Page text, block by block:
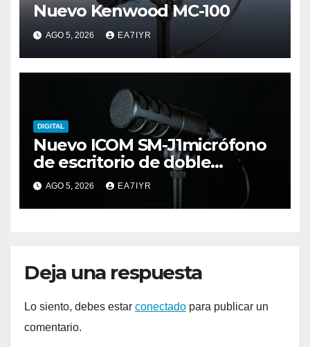
Nuevo Kenwood MC-100
AGO 5, 2026 EA7IYR
DIGITAL
Nuevo ICOM SM-J1micrófono
de escritorio de doble
elemento premium
AGO 5, 2026 EA7IYR
Deja una respuesta
Lo siento, debes estar conectado para publicar un
comentario.